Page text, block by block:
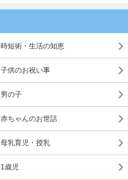
時短術・生活の知恵
子供のお祝い事
男の子
赤ちゃんのお世話
母乳育児・授乳
1歳児